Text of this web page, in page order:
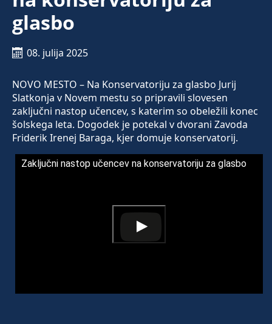
glasbo
08. julija 2025
NOVO MESTO – Na Konservatoriju za glasbo Jurij
Slatkonja v Novem mestu so pripravili slovesen
zaključni nastop učencev, s katerim so obeležili konec
šolskega leta. Dogodek je potekal v dvorani Zavoda
Friderik Irenej Baraga, kjer domuje konservatorij.
Zaključni nastop učencev na konservatoriju za glasbo